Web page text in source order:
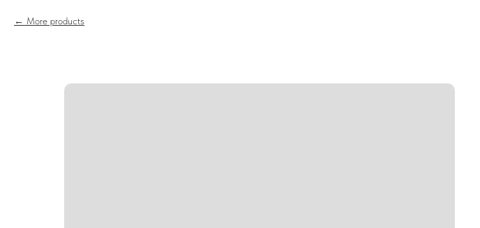
More products